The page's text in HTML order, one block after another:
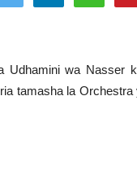
Udhamini wa Nasser
tamasha la